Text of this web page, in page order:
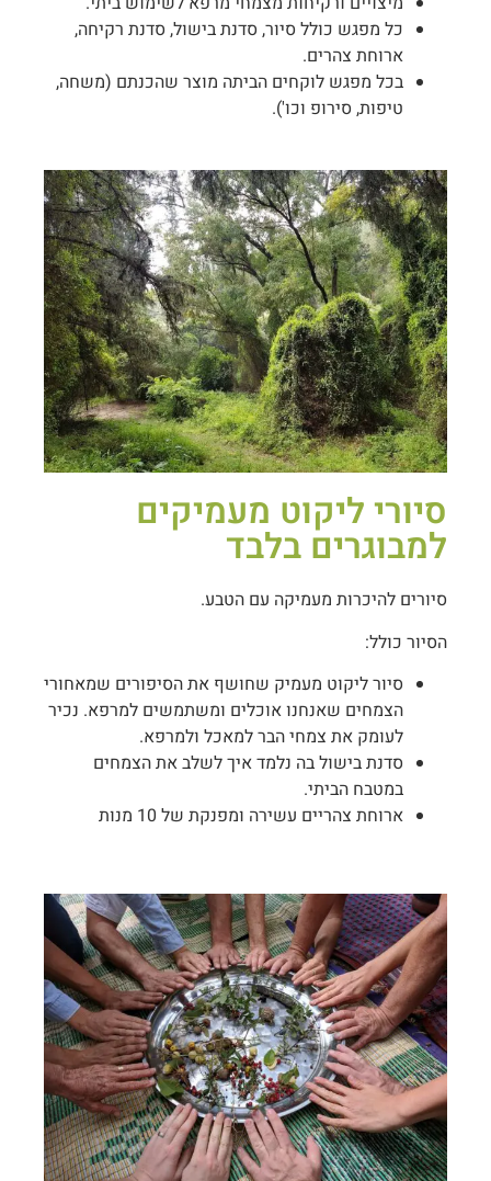
כל מפגש כולל סיור, סדנת בישול, סדנת רקיחה,
ארוחת צהרים.
בכל מפגש לוקחים הביתה מוצר שהכנתם (משחה,
טיפות, סירופ וכו').
סיורי ליקוט מעמיקים
למבוגרים בלבד
סיורים להיכרות מעמיקה עם הטבע.
הסיור כולל:
סיור ליקוט מעמיק שחושף את הסיפורים שמאחורי
הצמחים שאנחנו אוכלים ומשתמשים למרפא. נכיר
לעומק את צמחי הבר למאכל ולמרפא.
סדנת בישול בה נלמד איך לשלב את הצמחים
במטבח הביתי.
ארוחת צהריים עשירה ומפנקת של 10 מנות